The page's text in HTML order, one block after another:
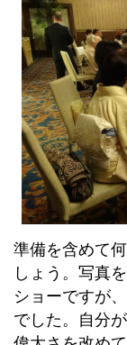
準備を含めて
しょう。写真
ショーですが
でした。自分